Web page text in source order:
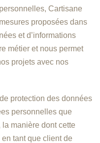
Cartisane
proposées dans
et d’informations
métier et nous permet
projets avec nos
protection des données
personnelles que
manière dont cette
tant que client de